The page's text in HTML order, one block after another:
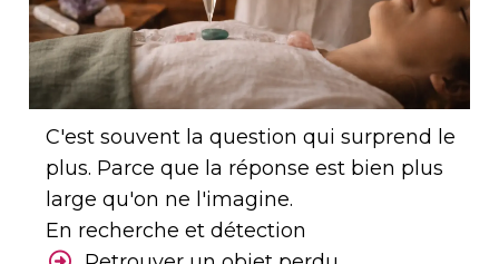
C'est souvent la question qui surprend le
plus. Parce que la réponse est bien plus
large qu'on ne l'imagine.
En recherche et détection